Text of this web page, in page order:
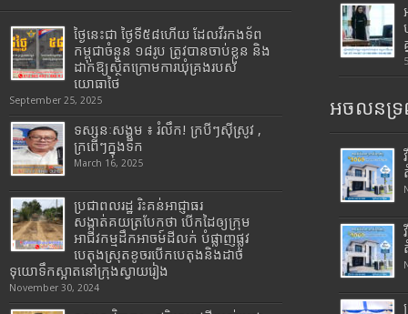
ថ្ងៃនេះជា ថ្ងៃទី៥៨ហើយ ដែលវីរកងទ័ព
កម្ពុជាចំនួន ១៨រូប ត្រូវបានចាប់ខ្លួន និង
ដាក់ឱ្យស្ថិតក្រោមការឃុំគ្រងរបស់
យោធាថៃ
September 25, 2025
ទស្សនៈសង្គម ៖ រំលឹក! ក្របីៗស៊ីស្រូវ ,
ក្រពើៗក្នុងទឹក
March 16, 2025
ប្រជាពលរដ្ឋ រិះគន់អាជ្ញាធរ
សង្កាត់គយត្របែកថា បើកដៃឲ្យក្រុម
អាជីវកម្មដឹកអាចម៍ដីលក់ បំផ្លាញផ្លូវ
បេតុងស្រុតខូចរបើកបេតុងនិងដាច់
ទុយោទឹកស្អាតនៅក្រុងស្វាយរៀង
November 30, 2024
អចលនទ្រ